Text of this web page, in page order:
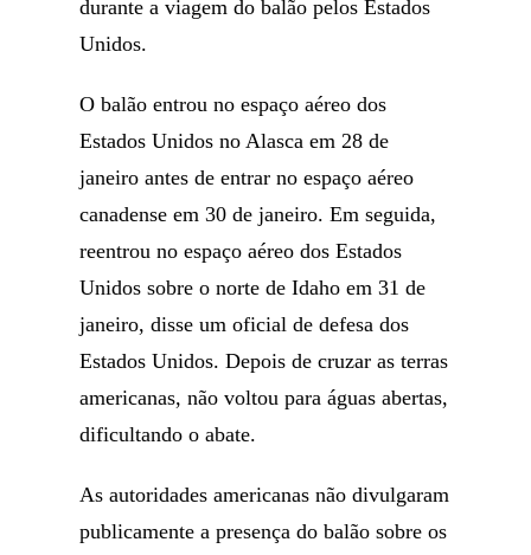
durante a viagem do balão pelos Estados
Unidos.
O balão entrou no espaço aéreo dos
Estados Unidos no Alasca em 28 de
janeiro antes de entrar no espaço aéreo
canadense em 30 de janeiro. Em seguida,
reentrou no espaço aéreo dos Estados
Unidos sobre o norte de Idaho em 31 de
janeiro, disse um oficial de defesa dos
Estados Unidos. Depois de cruzar as terras
americanas, não voltou para águas abertas,
dificultando o abate.
As autoridades americanas não divulgaram
publicamente a presença do balão sobre os